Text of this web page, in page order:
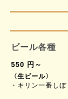
ビール各種
550 円～
〈生ビール〉
・キリン一番しぼ